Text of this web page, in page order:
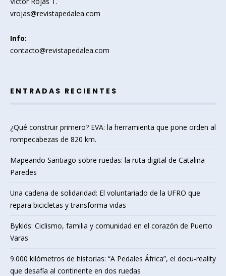
vrojas@revistapedalea.com
Info:
contacto@revistapedalea.com
ENTRADAS RECIENTES
¿Qué construir primero? EVA: la herramienta que pone orden al
rompecabezas de 820 km.
Mapeando Santiago sobre ruedas: la ruta digital de Catalina
Paredes
Una cadena de solidaridad: El voluntariado de la UFRO que
repara bicicletas y transforma vidas
Bykids: Ciclismo, familia y comunidad en el corazón de Puerto
Varas
9.000 kilómetros de historias: “A Pedales África”, el docu-reality
que desafía al continente en dos ruedas